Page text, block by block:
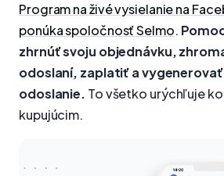
Program na živé vysielanie na
ponúka spoločnosť Selmo.
zhrnúť svoju objednávku,
odoslaní, zaplatiť a
odoslanie. To všetko urýchľuje
kupujúcim.